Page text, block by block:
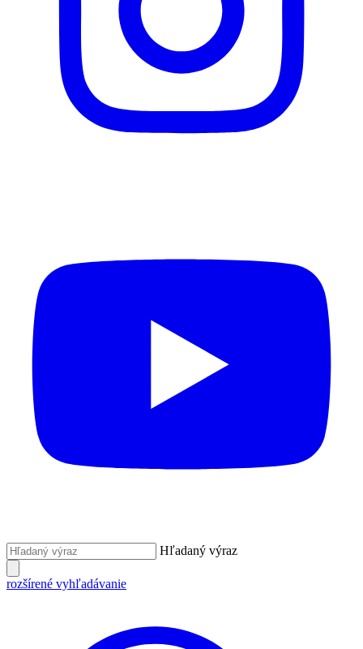
Hľadaný výraz
rozšírené vyhľadávanie